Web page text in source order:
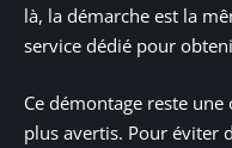
là, la démarche est la
service dédié pour
Ce démontage reste
plus avertis. Pour éviter